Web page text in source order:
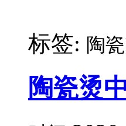
标签: 陶
陶瓷烫